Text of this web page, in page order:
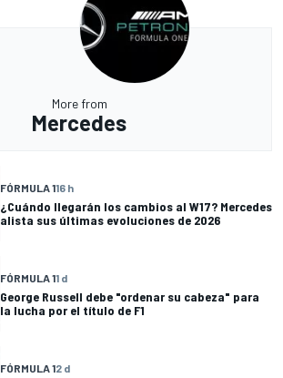
More from
Mercedes
FÓRMULA 116 h
¿Cuándo llegarán los cambios al W17? Mercedes
alista sus últimas evoluciones de 2026
FÓRMULA 11 d
George Russell debe "ordenar su cabeza" para
la lucha por el título de F1
FÓRMULA 12 d